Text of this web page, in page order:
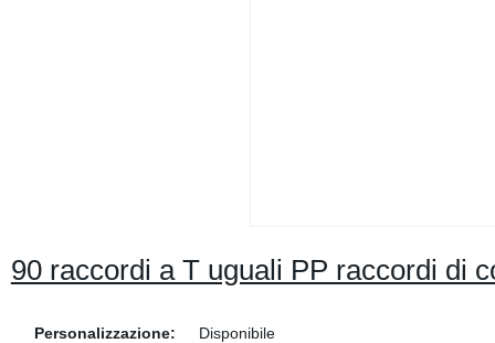
90 raccordi a T uguali PP raccordi di
Personalizzazione:
Disponibile